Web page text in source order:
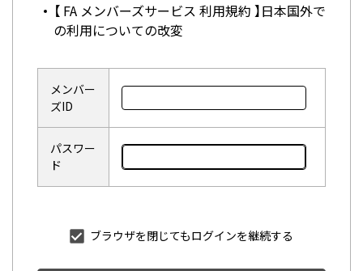
【 FA メンバーズサービス 利用規約 】日本国外で
の利用についての改変
メンバー
ズID
パスワー
ド
ブラウザを閉じてもログインを継続する